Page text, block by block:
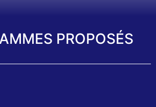
PROPOSÉS